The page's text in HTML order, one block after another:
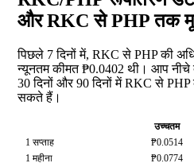
और RKC से PHP तक
पिछले 7 दिनों में, RKC से PHP की
न्यूनतम कीमत ₱0.0402 थी। आप नीचे
30 दिनों और 90 दिनों में RKC से
सकते हैं।
उच्चतम
1 सप्ताह
₱0.0514
1 महीना
₱0.0774